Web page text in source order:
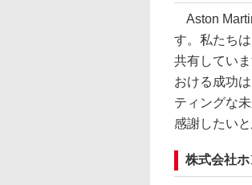
Aston
す。私たち
共有してい
おける成功
ティングな
感謝したいと
株式会社